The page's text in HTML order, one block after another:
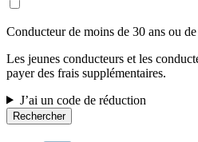
Conducteur de moins de 30 ans ou
Les jeunes conducteurs et les
payer des frais supplémentaires.
J’ai un code de réduction
Rechercher